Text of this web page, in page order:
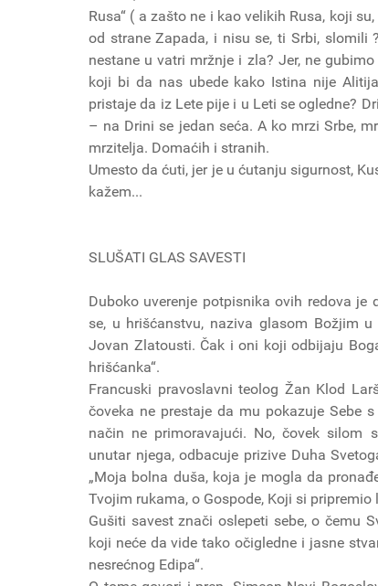
Rusa“ ( a zašto ne i kao velikih Rusa, koji
od strane Zapada, i nisu se, ti Srbi, slomili
nestane u vatri mržnje i zla? Jer, ne
koji bi da nas ubede kako Istina nije
pristaje da iz Lete pije i u Leti se ogledne?
– na Drini se jedan seća. A ko mrzi Srbe,
mrzitelja. Domaćih i stranih.
Umesto da ćuti, jer je u ćutanju sigurnost,
kažem...
SLUŠATI GLAS SAVESTI
Duboko uverenje potpisnika ovih redova
se, u hrišćanstvu, naziva glasom Božjim
Jovan Zlatousti. Čak i oni koji odbijaju
hrišćanka“.
Francuski pravoslavni teolog Žan Klod
čoveka ne prestaje da mu pokazuje Sebe
način ne primoravajući. No, čovek silom
unutar njega, odbacuje prizive Duha
„Moja bolna duša, koja je mogla da
Tvojim rukama, o Gospode, Koji si pripremio
Gušiti savest znači oslepeti sebe, o čemu
koji neće da vide tako očigledne i jasne
nesrećnog Edipa“.